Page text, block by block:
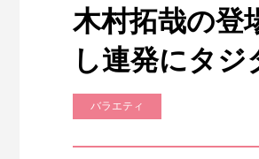
木村拓哉の登
し連発にタ
バラエティ